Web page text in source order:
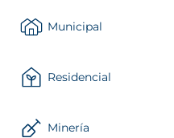
Municipal
Residencial
Minería